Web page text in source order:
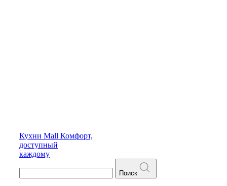
Кухни Mall Комфорт,
доступный
каждому
Поиск